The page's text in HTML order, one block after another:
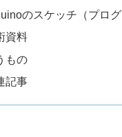
のスケッチ（プロ
資料
もの
記事